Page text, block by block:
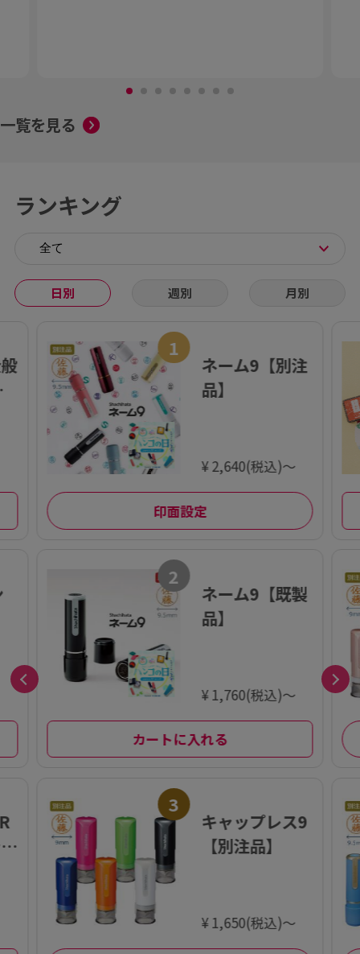
一覧を見る
ランキング
日別 週別 月別
1
ネーム9【別注
品】
¥ 2,640(税込)～
印面設定
2
ネーム9【既製
品】
¥ 1,760(税込)～
カートに入れる
3
キャップレス9
【別注品】
¥ 1,650(税込)～